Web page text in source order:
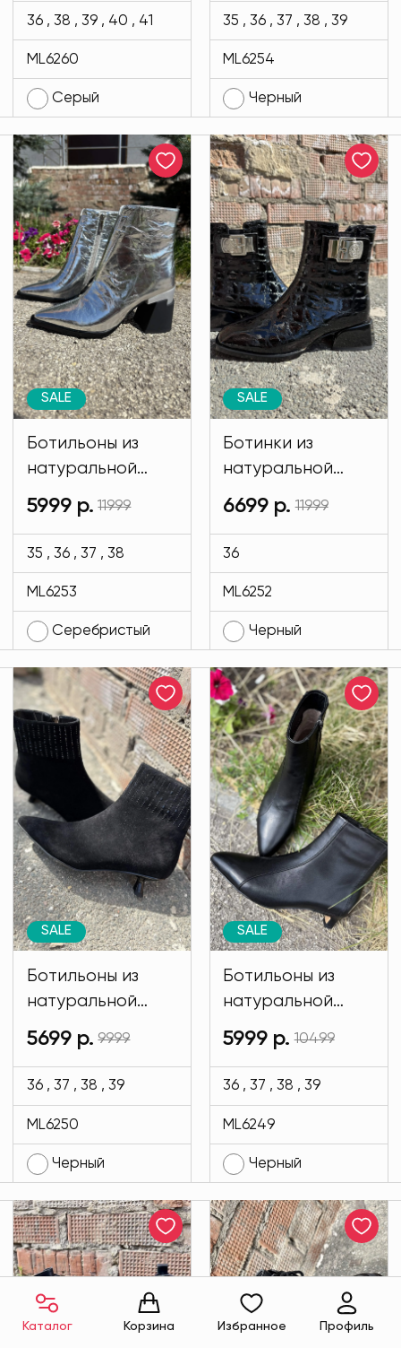
ML6260-29
36 , 38 , 39 , 40 , 41
ML6260
Серый
ML6254-13
35 , 36 , 37 , 38 , 39
ML6254
Черный
Ботильоны из
натуральной
кожи
серебристого
цвета MODLAV
ML6253-282
SALE
5999 р. 11999
35 , 36 , 37 , 38
ML6253
Серебристый
Ботинки из
натуральной
кожи черного
цвета MODLAV
ML6252-13
SALE
6699 р. 11999
36
ML6252
Черный
Ботильоны из
натуральной
цвета MODLAV
ML6250-13
SALE
5699 р. 9999
36 , 37 , 38 , 39
ML6250
Черный
Ботильоны из
натуральной
цвета MODLAV
ML6249-13
SALE
5999 р. 10499
36 , 37 , 38 , 39
ML6249
Черный
Каталог Корзина Избранное Профиль